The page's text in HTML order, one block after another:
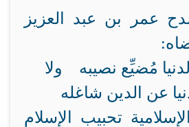
عمر بن عبد العزيز
مُضيِّع نصيبه ولا
عن الدين شاغله
تحبيب الإسلام